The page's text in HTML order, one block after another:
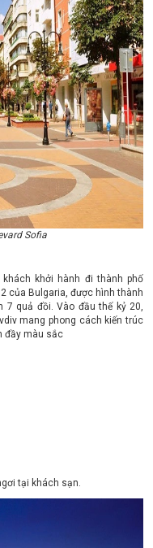
Sofia
khởi hành đi thành phố
của Bulgaria, được hình thành
7 quả đồi. Vào đầu thế kỷ 20,
mang phong cách kiến trúc
đầy màu sắc
tại khách sạn.